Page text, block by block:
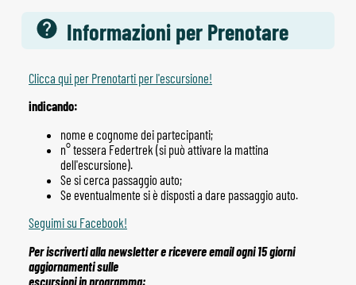
Informazioni per Prenotare
Clicca qui per Prenotarti per l'escursione!
indicando:
nome e cognome dei partecipanti;
n° tessera Federtrek (si può attivare la mattina
dell'escursione).
Se si cerca passaggio auto;
Se eventualmente si è disposti a dare passaggio auto.
Seguimi su Facebook!
Per iscriverti alla newsletter e ricevere email ogni 15 giorni
aggiornamenti sulle
escursioni in programma: